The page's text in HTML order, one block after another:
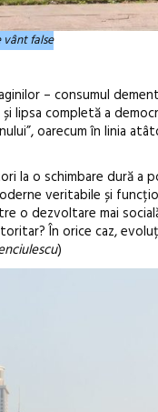
vânt false
– consumul
completă a
oarecum în linia
la o schimbare dură a
veritabile și
o dezvoltare mai
În orice caz,
)